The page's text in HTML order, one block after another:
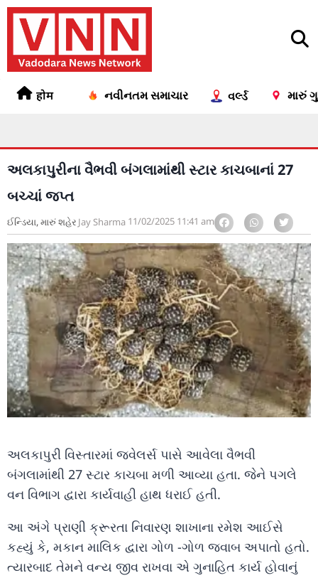
होम નવીનતમ સમાચાર વર્લ્ડ મારું
અલકાપુરીના વૈભવી બંગલામાંથી સ્ટાર કાચબાનાં 27
બચ્ચાં જપ્ત
ઈન્ડિયા,મારું શહેર Jay Sharma 11/02/2025 11:41 am
અલકાપુરી વિસ્તારમાં જ્વેલર્સ પાસે આવેલા વૈભવી
બંગલામાંથી 27 સ્ટાર કાચબા મળી આવ્યા હતા. જેને પગલે
વન વિભાગ દ્વારા કાર્યવાહી હાથ ધરાઈ હતી.
આ અંગે પ્રાણી ક્રૂરતા નિવારણ શાખાના રમેશ આઈસે
કહ્યું કે, મકાન માલિક દ્વારા ગોળ -ગોળ જવાબ અપાતો હતો.
ત્યારબાદ તેમને વન્ય જીવ રાખવા એ ગુનાહિત કાર્ય હોવાનું